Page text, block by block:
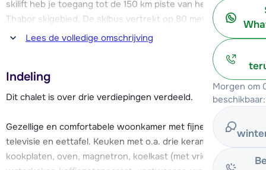
Morgen om
beschikbaar:
skilift heb je toegang tot de 150 km piste van het Galibier-
Thabor skigebied. De skibus vertrekt op 80 meter van het
chalet vandaan en brengt je naar de skilift en het centrum
In het centrum van Valloire, gelegen op ongeveer 1.5 km
afstand van chalet Koperek vind je een ruim aanbod aan
kinderclub en kinderopvang zijn in het centrum te vinden,
evenals een schaatsbaan en diverse wellnessfaciliteiten.
In het chalet Koperek vind je een heerlijke sauna en een
Lees de volledige omschrijving
Indeling
Dit chalet is over drie verdiepingen verdeeld.
Gezellige en comfortabele woonkamer met fijne zithoek,
televisie en eettafel. Keuken met o.a. drie keramische
kookplaten, oven, magnetron, koelkast (met vriesvak),